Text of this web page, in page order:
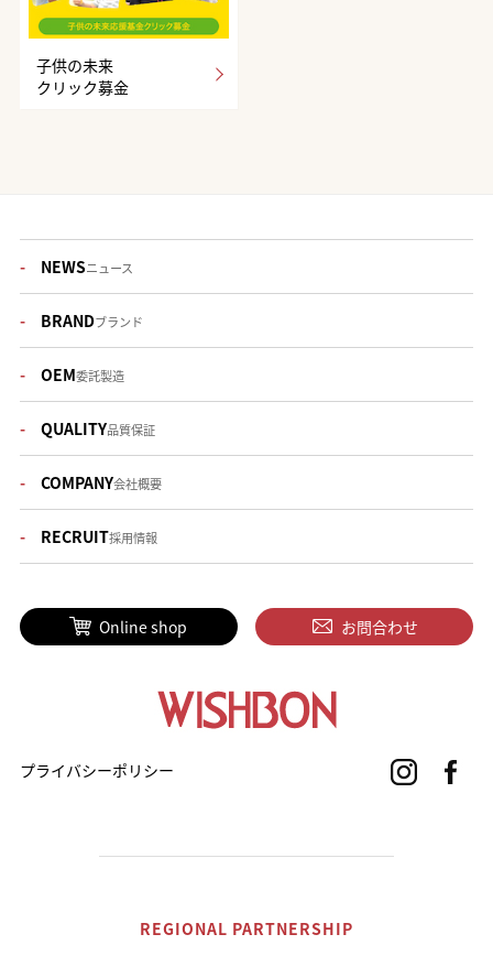
子供の未来
クリック募金
NEWSニュース
BRANDブランド
OEM委託製造
QUALITY品質保証
COMPANY会社概要
RECRUIT採用情報
Online shop お問合わせ
プライバシーポリシー
REGIONAL PARTNERSHIP